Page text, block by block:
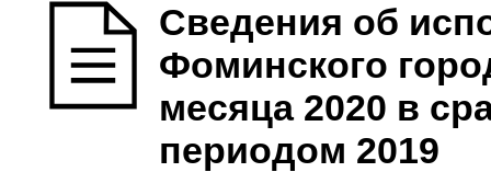
Сведения об
Фоминского
месяца 2020 в
периодом 2019